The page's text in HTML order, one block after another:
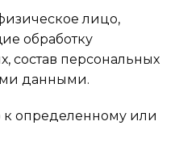
лицо,
обработку
состав персональных
данными.
определенному или